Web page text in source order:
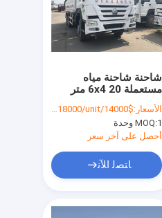
شاحنة شاحنة مياه
مستعملة 6x4 20 متر
مكعب
الأسعار:$14000/unit-$18000/unit
MOQ:1 وحدة
أحصل على آخر سعر
ﺎﺘﺼﻟ ﺍﻶﻧ